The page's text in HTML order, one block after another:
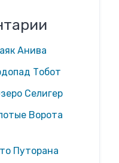
Анива
Тобот
Селигер
Ворота
Путорана